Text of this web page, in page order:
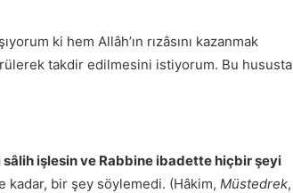
ki hem Allâh’ın rızâsını kazanmak
takdir edilmesini istiyorum. Bu hususta
işlesin ve Rabbine ibadette hiçbir şeyi
kadar, bir şey söylemedi. (Hâkim, Müstedrek,